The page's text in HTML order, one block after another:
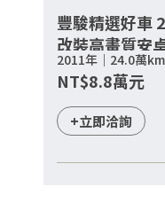
豐駿精選好車
改裝高畫質安
2011年｜24.0萬
NT$8.8萬元
+立即洽詢